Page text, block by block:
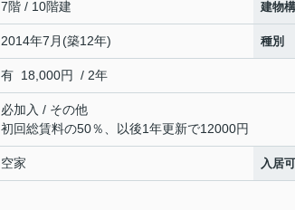
7階 / 10階建 建物
2014年7月(築12年) 種別
有 18,000円 / 2年
必加入 / その他
初回総賃料の50％、以後1年更新で12000円
空家 入居